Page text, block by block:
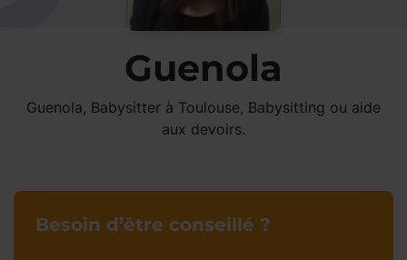
Guenola
Guenola, Babysitter à Toulouse, Babysitting ou aide
aux devoirs.
Besoin d’être conseillé ?